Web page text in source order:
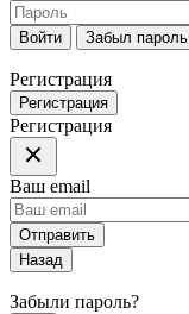
Войти Забыл пароль
Регистрация
Регистрация
Регистрация
Ваш email
Отправить
Назад
Забыли пароль?